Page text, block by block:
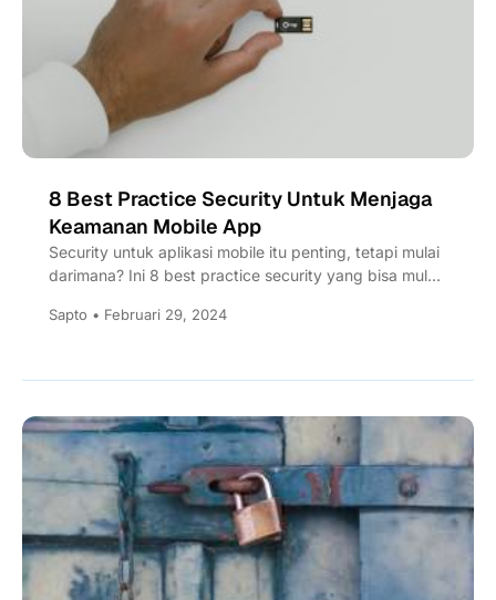
8 Best Practice Security Untuk Menjaga
Keamanan Mobile App
Security untuk aplikasi mobile itu penting, tetapi mulai
darimana? Ini 8 best practice security yang bisa mulai
Sapto • Februari 29, 2024